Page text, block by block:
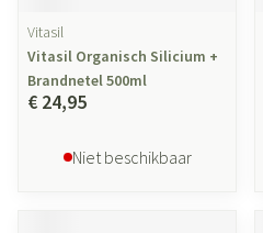
Vitasil
Vitasil Organisch Silicium +
Brandnetel 500ml
€ 24,95
Niet beschikbaar